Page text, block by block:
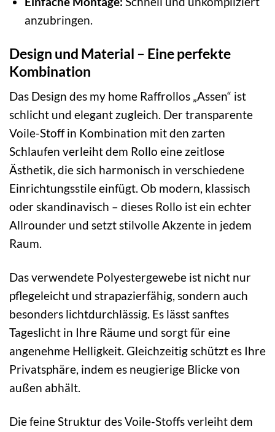
anzubringen.
Design und Material – Eine perfekte
Kombination
Das Design des my home Raffrollos „Assen“ ist
schlicht und elegant zugleich. Der transparente
Voile-Stoff in Kombination mit den zarten
Schlaufen verleiht dem Rollo eine zeitlose
Ästhetik, die sich harmonisch in verschiedene
Einrichtungsstile einfügt. Ob modern, klassisch
oder skandinavisch – dieses Rollo ist ein echter
Allrounder und setzt stilvolle Akzente in jedem
Raum.
Das verwendete Polyestergewebe ist nicht nur
pflegeleicht und strapazierfähig, sondern auch
besonders lichtdurchlässig. Es lässt sanftes
Tageslicht in Ihre Räume und sorgt für eine
angenehme Helligkeit. Gleichzeitig schützt es Ihre
Privatsphäre, indem es neugierige Blicke von
außen abhält.
Die feine Struktur des Voile-Stoffs verleiht dem